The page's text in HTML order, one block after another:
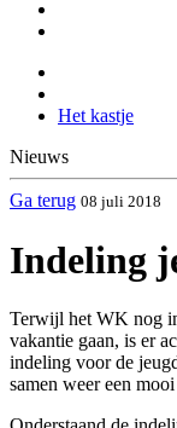
Het kastje
Nieuws
Ga terug 08 juli 2018
Indeling
Terwijl het WK nog
vakantie gaan, is er
indeling voor de
samen weer een